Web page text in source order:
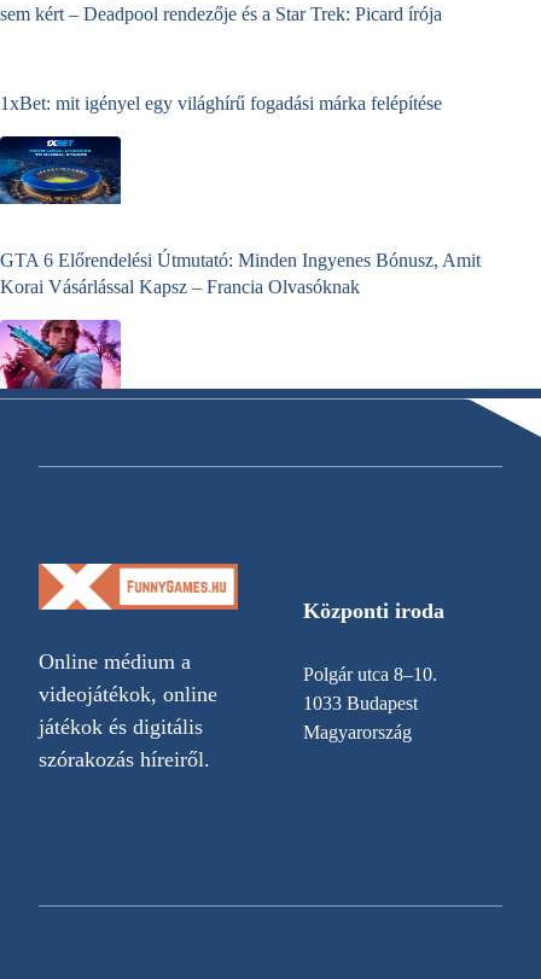
sem kért – Deadpool rendezője és a Star Trek: Picard írója
1xBet: mit igényel egy világhírű fogadási márka felépítése
GTA 6 Előrendelési Útmutató: Minden Ingyenes Bónusz, Amit
Korai Vásárlással Kapsz – Francia Olvasóknak
Online médium a
videojátékok, online
játékok és digitális
szórakozás híreiről.
Központi iroda
Polgár utca 8–10.
1033 Budapest
Magyarország